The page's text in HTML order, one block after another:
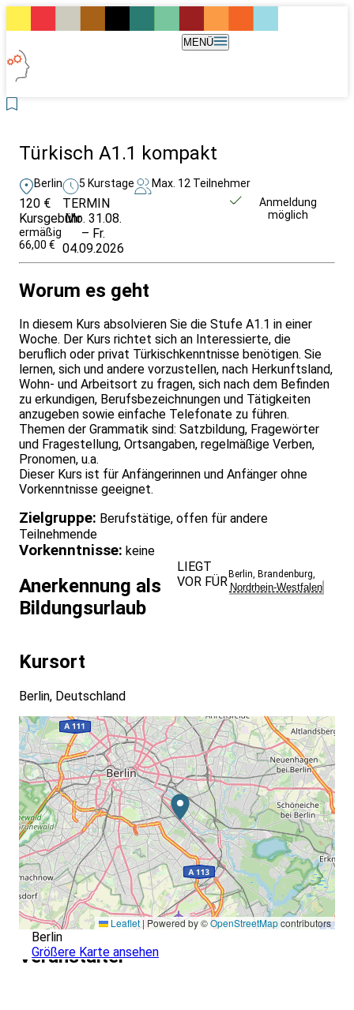
MENÜ
Türkisch A1.1 kompakt
Berlin 5 Kurstage Max. 12 Teilnehmer
120 €
Kursgebühr
ermäßigt:
66,00 €
TERMIN
Mo. 31.08.
– Fr.
04.09.2026
Anmeldung
möglich
Worum es geht
In diesem Kurs absolvieren Sie die Stufe A1.1 in einer
Woche. Der Kurs richtet sich an Interessierte, die
beruflich oder privat Türkischkenntnisse benötigen. Sie
lernen, sich und andere vorzustellen, nach Herkunftsland,
Wohn- und Arbeitsort zu fragen, sich nach dem Befinden
zu erkundigen, Berufsbezeichnungen und Tätigkeiten
anzugeben sowie einfache Telefonate zu führen.
Themen der Grammatik sind: Satzbildung, Fragewörter
und Fragestellung, Ortsangaben, regelmäßige Verben,
Pronomen, u.a.
Dieser Kurs ist für Anfängerinnen und Anfänger ohne
Vorkenntnisse geeignet.
Zielgruppe: Berufstätige, offen für andere
Teilnehmende
Vorkenntnisse: keine
Anerkennung als
Bildungsurlaub
LIEGT
VOR FÜR Berlin, Brandenburg,
Nordrhein-Westfalen
Kursort
Berlin, Deutschland
Leaflet | Powered by ©OpenStreetMapcontributors
Berlin
Größere Karte ansehen
Veranstalter